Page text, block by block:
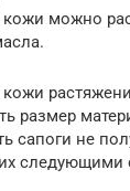
можно
кожи
размер
сапоги не
следующими